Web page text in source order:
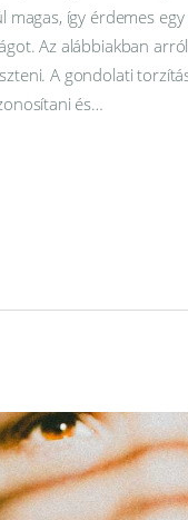
így érdemes
Az alábbiakban
A gondolati
és…